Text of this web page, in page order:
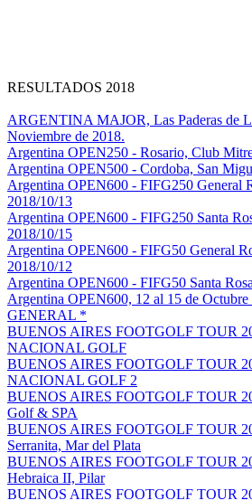
RESULTADOS 2018
ARGENTINA MAJOR, Las Paderas de
Noviembre de 2018.
Argentina OPEN250 - Rosario, Club
Argentina OPEN500 - Cordoba, San
Argentina OPEN600 - FIFG250 General
2018/10/13
Argentina OPEN600 - FIFG250 Santa
2018/10/15
Argentina OPEN600 - FIFG50 General
2018/10/12
Argentina OPEN600 - FIFG50 Santa
Argentina OPEN600, 12 al 15 de
GENERAL *
BUENOS AIRES FOOTGOLF TOUR
NACIONAL GOLF
BUENOS AIRES FOOTGOLF TOUR
NACIONAL GOLF 2
BUENOS AIRES FOOTGOLF TOUR
Golf & SPA
BUENOS AIRES FOOTGOLF TOUR
Serranita, Mar del Plata
BUENOS AIRES FOOTGOLF TOUR
Hebraica II, Pilar
BUENOS AIRES FOOTGOLF TOUR